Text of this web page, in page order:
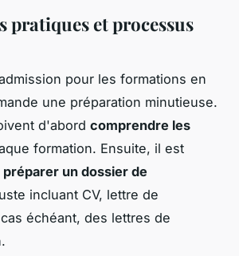
et processus
pour les formations en
une préparation minutieuse.
d'abord comprendre les
formation. Ensuite, il est
préparer un dossier de
incluant CV, lettre de
échéant, des lettres de